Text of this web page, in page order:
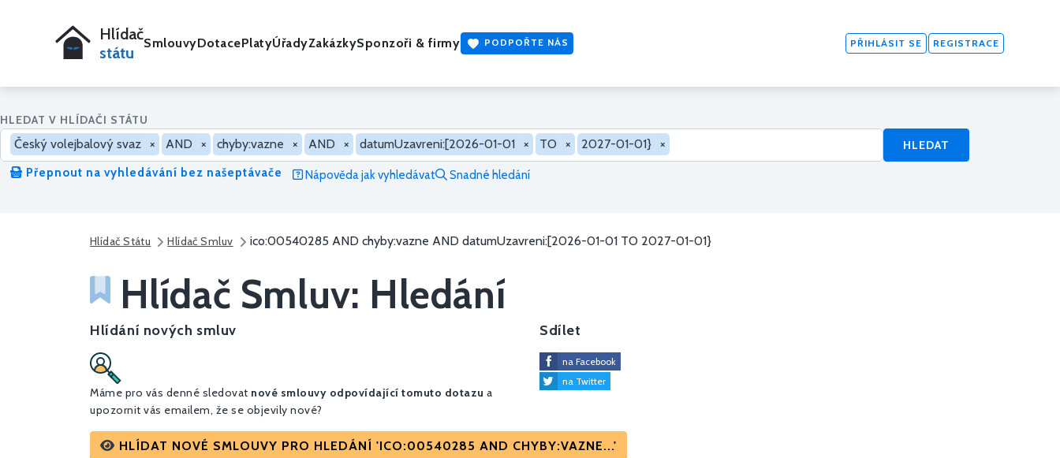
Hlídač
státu
SmlouvyDotacePlatyÚřadyZakázkySponzoři & firmy PODPOŘTE NÁS PŘIHLÁSIT SE REGISTRACE
HLEDAT V HLÍDAČI STÁTU
Český volejbalový svaz × AND × chyby:vazne × AND × datumUzavreni:[2026-01-01 × TO × 2027-01-01} ×
HLEDAT
Přepnout na vyhledávání bez našeptávače
Nápověda jak vyhledávat Snadné hledání
Hlídač Státu Hlídač Smluv ico:00540285 AND chyby:vazne AND datumUzavreni:[2026-01-01 TO 2027-01-01}
Hlídač Smluv: Hledání
Hlídání nových smluv
Máme pro vás denné sledovat nové smlouvy odpovídající tomuto dotazu a
upozornit vás emailem, že se objevily nové?
HLÍDAT NOVÉ SMLOUVY PRO HLEDÁNÍ 'ICO:00540285 AND CHYBY:VAZNE...'
Sdílet
na Facebook
na Twitter